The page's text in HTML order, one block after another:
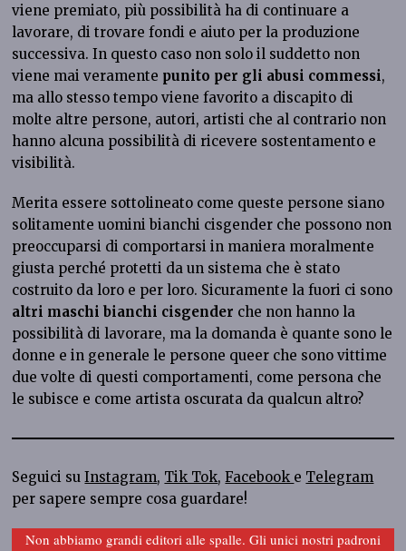
viene premiato, più possibilità ha di continuare a
lavorare, di trovare fondi e aiuto per la produzione
successiva. In questo caso non solo il suddetto non
viene mai veramente punito per gli abusi commessi,
ma allo stesso tempo viene favorito a discapito di
molte altre persone, autori, artisti che al contrario non
hanno alcuna possibilità di ricevere sostentamento e
visibilità.
Merita essere sottolineato come queste persone siano
solitamente uomini bianchi cisgender che possono non
preoccuparsi di comportarsi in maniera moralmente
giusta perché protetti da un sistema che è stato
costruito da loro e per loro. Sicuramente la fuori ci sono
altri maschi bianchi cisgender che non hanno la
possibilità di lavorare, ma la domanda è quante sono le
donne e in generale le persone queer che sono vittime
due volte di questi comportamenti, come persona che
le subisce e come artista oscurata da qualcun altro?
Seguici suInstagram, Tik Tok,Facebook e Telegram
per sapere sempre cosa guardare!
Non abbiamo grandi editori alle spalle. Gli unici nostri padroni